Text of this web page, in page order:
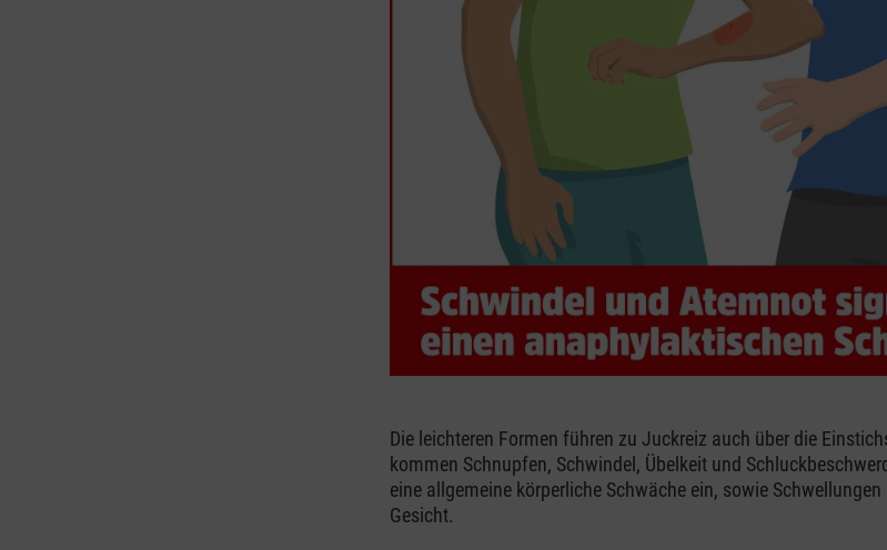
Die leichteren Formen führen zu Juckreiz auch über die
kommen Schnupfen, Schwindel, Übelkeit und
eine allgemeine körperliche Schwäche ein, sowie
Gesicht.